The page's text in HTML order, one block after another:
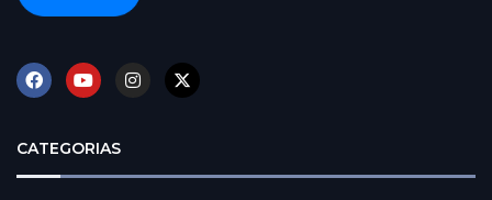
CATEGORIAS